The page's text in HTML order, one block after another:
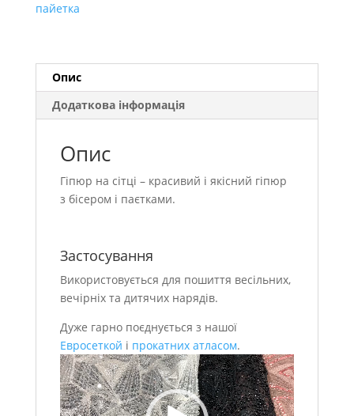
пайетка
Опис
Додаткова інформація
Опис
Гіпюр на сітці – красивий і якісний гіпюр
з бісером і паєтками.
Застосування
Використовується для пошиття весільних,
вечірніх та дитячих нарядів.
Дуже гарно поєднується з нашої
Евросеткой і прокатних атласом.
Відеопрогравач